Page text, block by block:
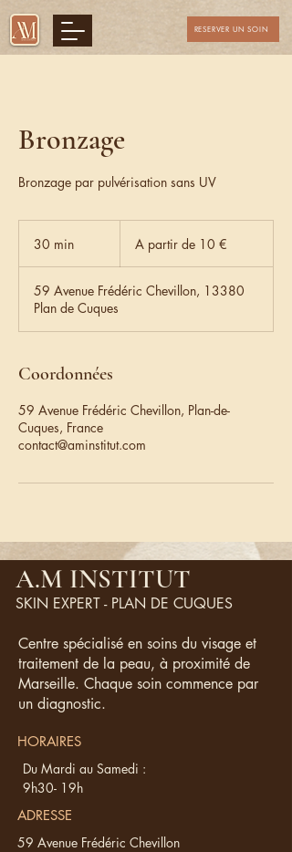
RESERVER UN SOIN
Bronzage
Bronzage par pulvérisation sans UV
30 min
i
n
€
A partir de 10 €
59 Avenue Frédéric Chevillon, 13380
Plan de Cuques
Coordonnées
59 Avenue Frédéric Chevillon, Plan-de-
Cuques, France
contact@aminstitut.com
A.M INSTITUT
SKIN EXPERT - PLAN DE CUQUES
Centre spécialisé en soins du visage et
traitement de la peau, à proximité de
Marseille. Chaque soin commence par
un diagnostic.
HORAIRES
Du Mardi au Samedi :
9h30- 19h
ADRESSE
59 Avenue Frédéric Chevillon